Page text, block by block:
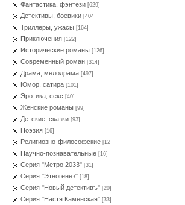
Фантастика, фэнтези [629]
Детективы, боевики [404]
Триллеры, ужасы [164]
Приключения [122]
Исторические романы [126]
Современный роман [314]
Драма, мелодрама [497]
Юмор, сатира [101]
Эротика, секс [40]
Женские романы [99]
Детские, сказки [93]
Поэзия [16]
Религиозно-философские [12]
Научно-познавательные [16]
Серия "Метро 2033" [31]
Серия "Этногенез" [18]
Серия "Новый детективъ" [20]
Серия "Настя Каменская" [33]